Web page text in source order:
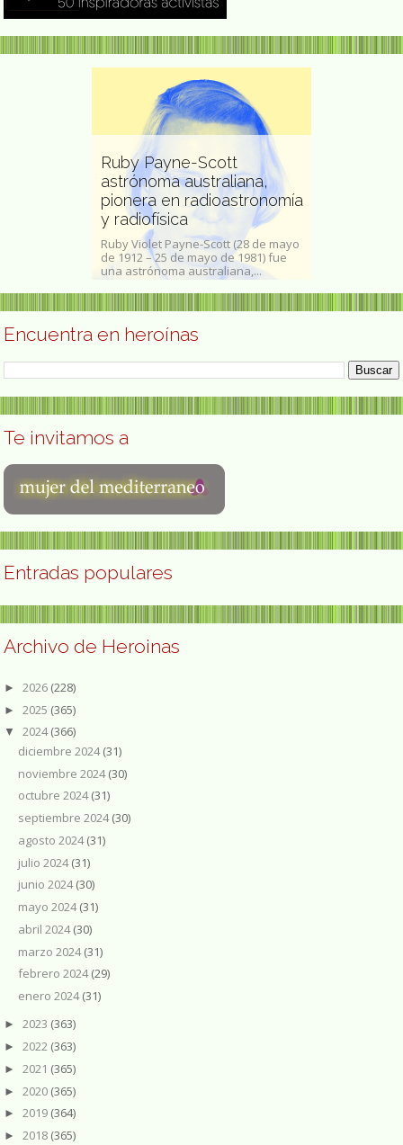
Ruby Payne-Scott
astrónoma australiana,
pionera en radioastronomía
y radiofísica
Ruby Violet Payne-Scott (28 de mayo
de 1912 – 25 de mayo de 1981) fue
una astrónoma australiana,...
Encuentra en heroínas
Te invitamos a
Entradas populares
Archivo de Heroinas
► 2026 (228)
► 2025 (365)
▼ 2024(366)
diciembre 2024(31)
noviembre 2024(30)
octubre 2024(31)
septiembre 2024(30)
agosto 2024(31)
julio 2024(31)
junio 2024(30)
mayo 2024(31)
abril 2024(30)
marzo 2024(31)
febrero 2024(29)
enero 2024(31)
► 2023 (363)
► 2022 (363)
► 2021 (365)
► 2020 (365)
► 2019 (364)
► 2018 (365)